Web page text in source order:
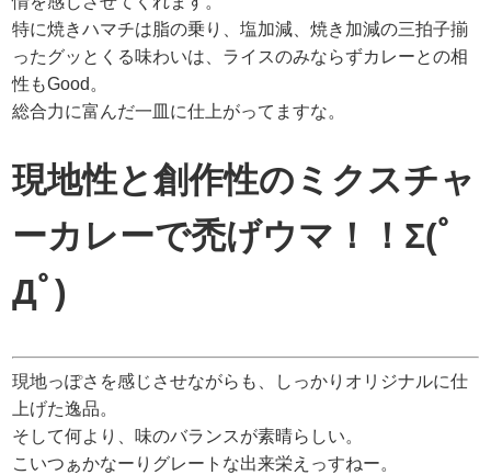
特に焼きハマチは脂の乗り、塩加減、焼き加減の三拍子揃
ったグッとくる味わいは、ライスのみならずカレーとの相
性もGood。
総合力に富んだ一皿に仕上がってますな。
現地性と創作性のミクスチャ
ーカレーで禿げウマ！！Σ(ﾟ
Дﾟ)
現地っぽさを感じさせながらも、しっかりオリジナルに仕
上げた逸品。
そして何より、味のバランスが素晴らしい。
こいつぁかなーりグレートな出来栄えっすねー。